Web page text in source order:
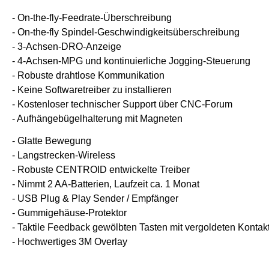
- On-the-fly-Feedrate-Überschreibung
- On-the-fly Spindel-Geschwindigkeitsüberschreibung
- 3-Achsen-DRO-Anzeige
- 4-Achsen-MPG und kontinuierliche Jogging-Steuerung
- Robuste drahtlose Kommunikation
- Keine Softwaretreiber zu installieren
- Kostenloser technischer Support über CNC-Forum
- Aufhängebügelhalterung mit Magneten
- Glatte Bewegung
- Langstrecken-Wireless
- Robuste CENTROID entwickelte Treiber
- Nimmt 2 AA-Batterien, Laufzeit ca. 1 Monat
- USB Plug & Play Sender / Empfänger
- Gummigehäuse-Protektor
- Taktile Feedback gewölbten Tasten mit vergoldeten
- Hochwertiges 3M Overlay